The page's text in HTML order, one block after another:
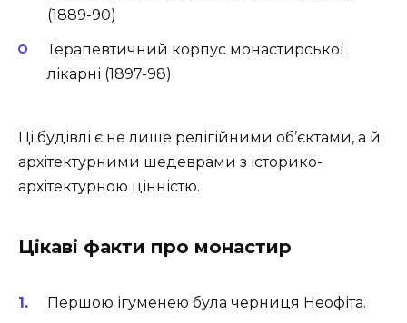
(1889-90)
Терапевтичний корпус монастирської
лікарні (1897-98)
Ці будівлі є не лише релігійними об’єктами, а й
архітектурними шедеврами з історико-
архітектурною цінністю.
Цікаві факти про монастир
Першою ігуменею була черниця Неофіта.